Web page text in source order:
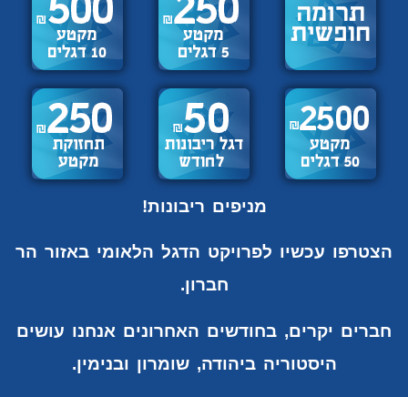
מניפים ריבונות!
הצטרפו עכשיו לפרויקט הדגל הלאומי באזור הר
חברון.
חברים יקרים, בחודשים האחרונים אנחנו עושים
היסטוריה ביהודה, שומרון ובנימין.